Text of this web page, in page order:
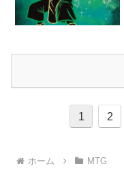
1 2
ホーム MTG